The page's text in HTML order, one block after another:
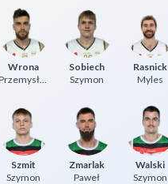
Wrona
Przemysław
Sobiech
Szymon
Rasnick
Myles
Szmit
Szymon
Zmarlak
Paweł
Walski
Szymon